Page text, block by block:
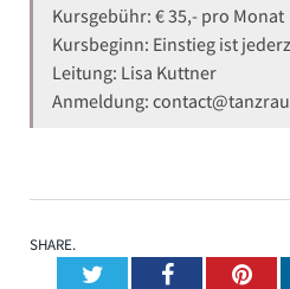
Kursgebühr: € 35,- pro Monat
Kursbeginn: Einstieg ist
Leitung: Lisa Kuttner
Anmeldung:
SHARE.
TwitterFacebook